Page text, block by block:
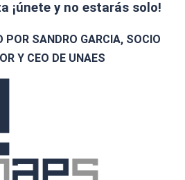
¡únete y no estarás solo!
POR SANDRO GARCIA, SOCIO
Y CEO DE UNAES